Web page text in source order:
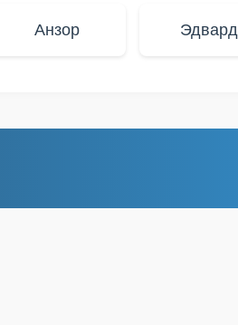
Анзор Эдвард